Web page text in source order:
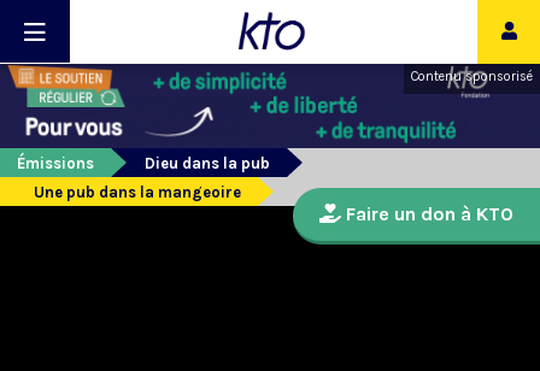
Contenu sponsorisé
Émissions
Dieu dans la pub
Une pub dans la mangeoire
Faire un don à KTO